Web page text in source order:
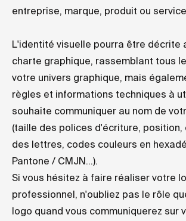
entreprise, marque, produit ou service.
L'identité visuelle pourra être décrite
charte graphique, rassemblant tous
votre univers graphique, mais
règles et informations techniques à
souhaite communiquer au nom de
(taille des polices d'écriture, position,
des lettres, codes couleurs en
Pantone / CMJN...).
Si vous hésitez à faire réaliser votre
professionnel, n'oubliez pas le rôle
logo quand vous communiquerez sur